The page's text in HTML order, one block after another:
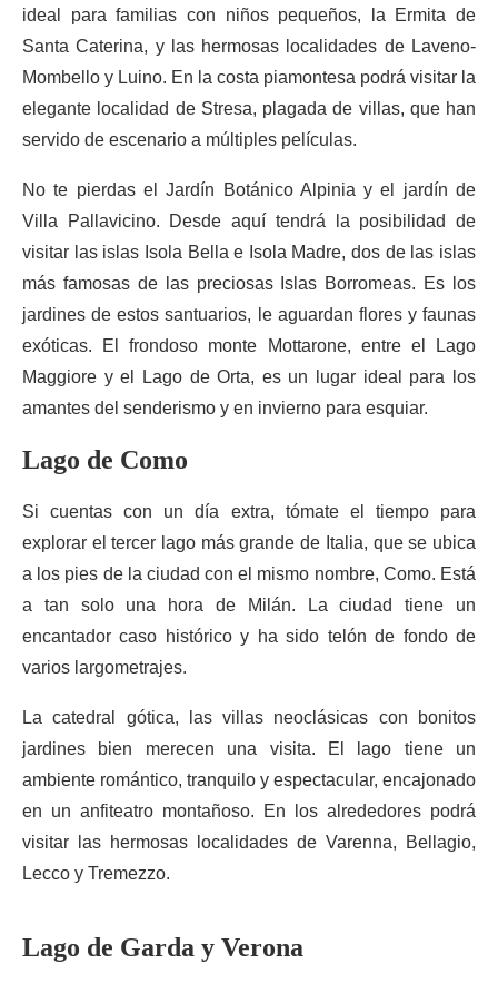
ideal para familias con niños pequeños, la Ermita de
Santa Caterina, y las hermosas localidades de Laveno-
Mombello y Luino. En la costa piamontesa podrá visitar la
elegante localidad de Stresa, plagada de villas, que han
servido de escenario a múltiples películas.
No te pierdas el Jardín Botánico Alpinia y el jardín de
Villa Pallavicino. Desde aquí tendrá la posibilidad de
visitar las islas Isola Bella e Isola Madre, dos de las islas
más famosas de las preciosas Islas Borromeas. Es los
jardines de estos santuarios, le aguardan flores y faunas
exóticas. El frondoso monte Mottarone, entre el Lago
Maggiore y el Lago de Orta, es un lugar ideal para los
amantes del senderismo y en invierno para esquiar.
Lago de Como
Si cuentas con un día extra, tómate el tiempo para
explorar el tercer lago más grande de Italia, que se ubica
a los pies de la ciudad con el mismo nombre, Como. Está
a tan solo una hora de Milán. La ciudad tiene un
encantador caso histórico y ha sido telón de fondo de
varios largometrajes.
La catedral gótica, las villas neoclásicas con bonitos
jardines bien merecen una visita. El lago tiene un
ambiente romántico, tranquilo y espectacular, encajonado
en un anfiteatro montañoso. En los alrededores podrá
visitar las hermosas localidades de Varenna, Bellagio,
Lecco y Tremezzo.
Lago de Garda y Verona